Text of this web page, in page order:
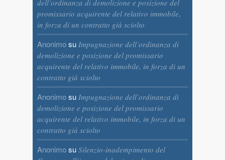
dell’ordinanza di demolizione e posizione del
promissario acquirente del relativo immobile,
in forza di un contratto già sciolto
Anonimosu Impugnazione dell’ordinanza di
demolizione e posizione del promissario
acquirente del relativo immobile, in forza di un
contratto già sciolto
Anonimosu Impugnazione dell’ordinanza di
demolizione e posizione del promissario
acquirente del relativo immobile, in forza di un
contratto già sciolto
Anonimosu Silenzio-inadempimento del